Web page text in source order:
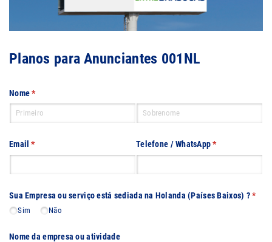
Planos para Anunciantes 001NL
Nome*
(obrigatório)
Email *
(obrigatório) Telefone /​ WhatsApp*
(obrigatório)
Sua Empresa ou serviço está sediada na Holanda (Países Baixos) ?*
Sim Não
Nome da empresa ou atividade